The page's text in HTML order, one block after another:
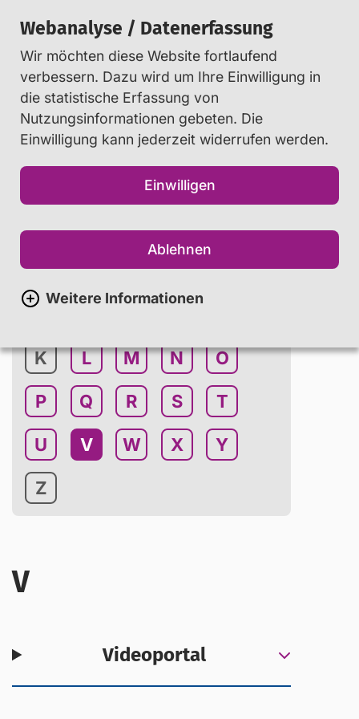
Webanalyse / Datenerfassung
Wir möchten diese Website fortlaufend
verbessern. Dazu wird um Ihre Einwilligung in
die statistische Erfassung von
Nutzungsinformationen gebeten. Die
Einwilligung kann jederzeit widerrufen werden.
Einwilligen
Ablehnen
Weitere Informationen
Startseite Info ... Glossar
Glossar
A B C D E
K L M N O
P Q R S T
U V W X Y
Z
V
Videoportal